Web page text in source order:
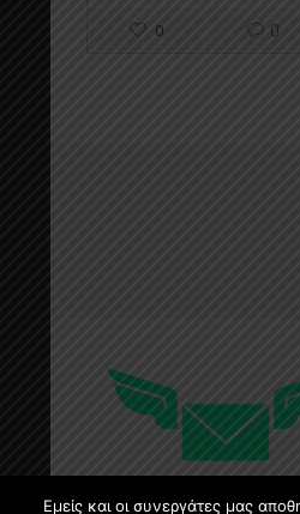
0 0
Εμείς και οι συνεργάτες μας